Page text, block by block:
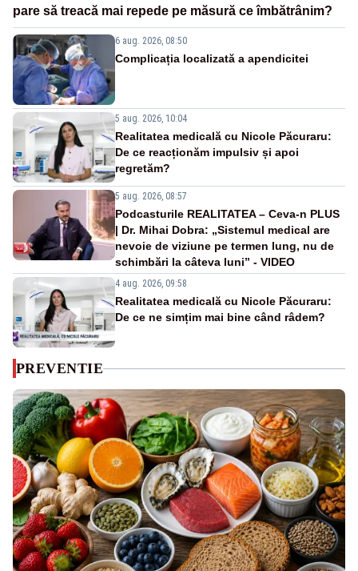
pare să treacă mai repede pe măsură ce îmbătrânim?
6 aug. 2026, 08:50
Complicația localizată a apendicitei
5 aug. 2026, 10:04
Realitatea medicală cu Nicole Păcuraru:
De ce reacționăm impulsiv și apoi
regretăm?
5 aug. 2026, 08:57
Podcasturile REALITATEA – Ceva-n PLUS
| Dr. Mihai Dobra: „Sistemul medical are
nevoie de viziune pe termen lung, nu de
schimbări la câteva luni” - VIDEO
4 aug. 2026, 09:58
Realitatea medicală cu Nicole Păcuraru:
De ce ne simțim mai bine când râdem?
PREVENTIE